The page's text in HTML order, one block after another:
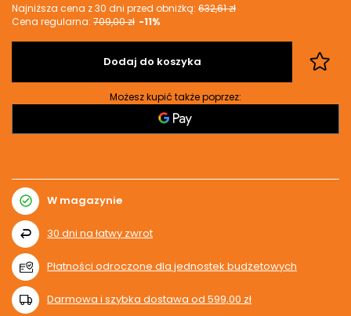
Najniższa cena z 30 dni przed obniżką: 632,61 zł
Cena regularna: 709,00 zł -11%
Dodaj do koszyka
Możesz kupić także poprzez:
W magazynie
30 dni na łatwy zwrot
Płatności odroczone dla jednostek budżetowych
Darmowa i szybka dostawa od 599,00 zł